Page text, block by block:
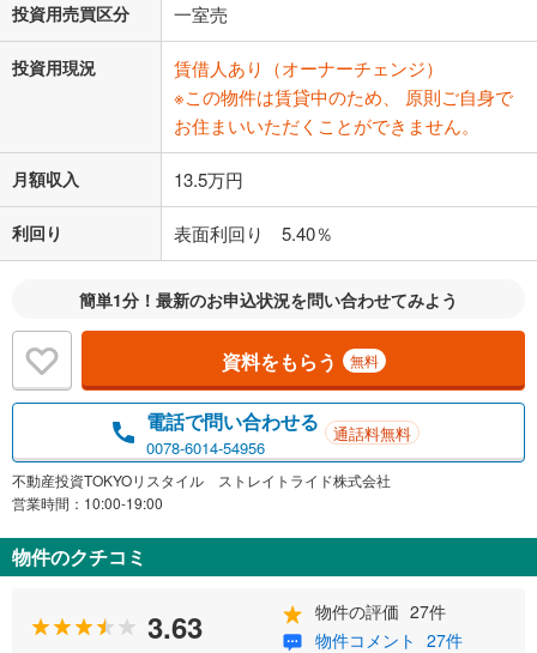
投資用売買区分 一室売
投資用現況
賃借人あり（オーナーチェンジ）
※この物件は賃貸中のため、 原則ご自身で
お住まいいただくことができません。
月額収入 13.5万円
利回り 表面利回り 5.40％
簡単1分！最新のお申込状況を問い合わせてみよう
資料をもらう 無料
電話で問い合わせる
0078-6014-54956
通話料無料
不動産投資TOKYOリスタイル ストレイトライド株式会社
営業時間：10:00-19:00
物件のクチコミ
3.63 物件の評価 27件
物件コメント 27件